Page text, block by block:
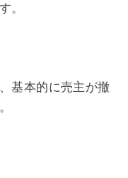
。
基本的に売主が撤